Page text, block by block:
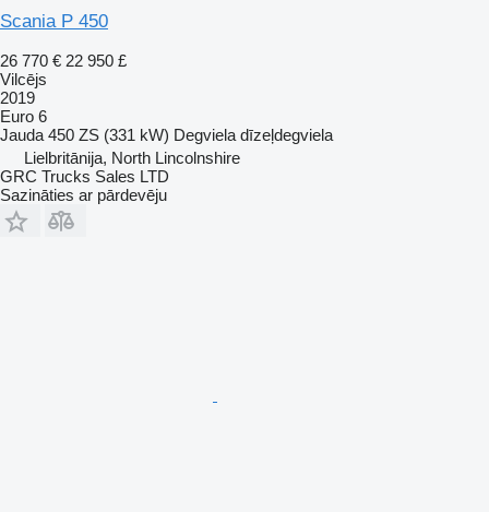
Scania P 450
26 770 € 22 950 £
Vilcējs
2019
Euro 6
Jauda 450 ZS (331 kW) Degviela dīzeļdegviela
Lielbritānija, North Lincolnshire
GRC Trucks Sales LTD
Sazināties ar pārdevēju